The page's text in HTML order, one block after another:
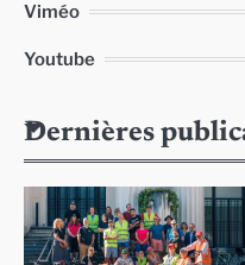
Viméo
Youtube
Dernières